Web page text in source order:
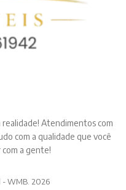
realidade! Atendimentos com
com a qualidade que você
com a gente!
WMB. 2026